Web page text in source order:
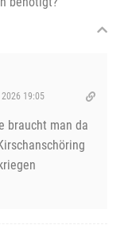
19:05
braucht man da